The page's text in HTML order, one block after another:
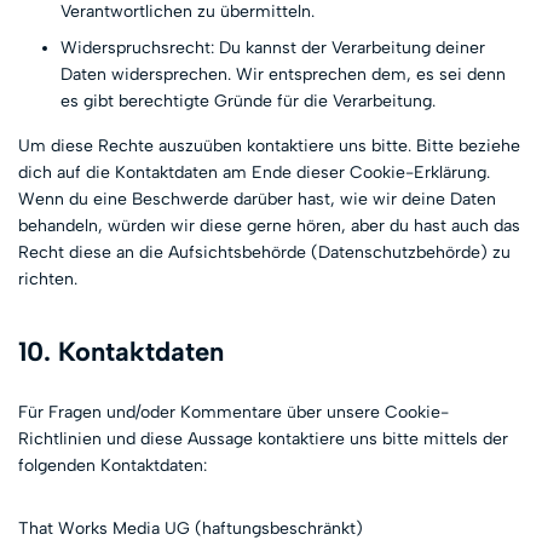
Verantwortlichen zu übermitteln.
Widerspruchsrecht: Du kannst der Verarbeitung deiner
Daten widersprechen. Wir entsprechen dem, es sei denn
es gibt berechtigte Gründe für die Verarbeitung.
Um diese Rechte auszuüben kontaktiere uns bitte. Bitte beziehe
dich auf die Kontaktdaten am Ende dieser Cookie-Erklärung.
Wenn du eine Beschwerde darüber hast, wie wir deine Daten
behandeln, würden wir diese gerne hören, aber du hast auch das
Recht diese an die Aufsichtsbehörde (Datenschutzbehörde) zu
richten.
10. Kontaktdaten
Für Fragen und/oder Kommentare über unsere Cookie-
Richtlinien und diese Aussage kontaktiere uns bitte mittels der
folgenden Kontaktdaten:
That Works Media UG (haftungsbeschränkt)